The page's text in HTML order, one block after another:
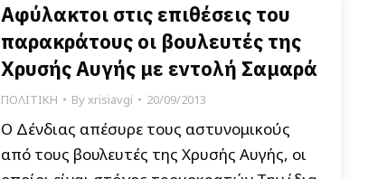
Αφύλακτοι στις επιθέσεις του
παρακράτους οι βουλευτές της
Χρυσής Αυγής με εντολή Σαμαρά
ΠΟΛΙΤΙΚΗ Byxrisiavgi 20/09/2013
Ο Δένδιας απέσυρε τους αστυνομικούς
από τους βουλευτές της Χρυσής Αυγής, οι